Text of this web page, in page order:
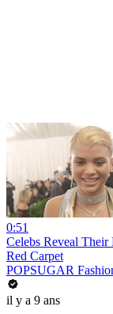
0:51
Celebs Reveal
Red Carpet
POPSUGAR
il y a 9 ans